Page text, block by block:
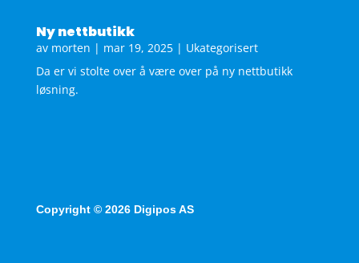
Ny nettbutikk
av morten | mar 19, 2025| Ukategorisert
Da er vi stolte over å være over på ny nettbutikk
løsning.
Copyright © 2026 Digipos AS